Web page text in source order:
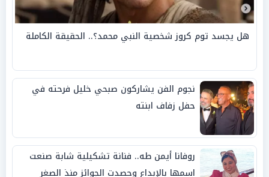
هل يجسد توم كروز شخصية النبي محمد؟.. الحقيقة الكاملة
نجوم الفن يشاركون صبحي خليل فرحته في
حفل زفاف ابنته
روفانا أيمن طه.. فنانة تشكيلية شابة صنعت
اسمها بالإبداع وحصدت الجوائز منذ الصغر